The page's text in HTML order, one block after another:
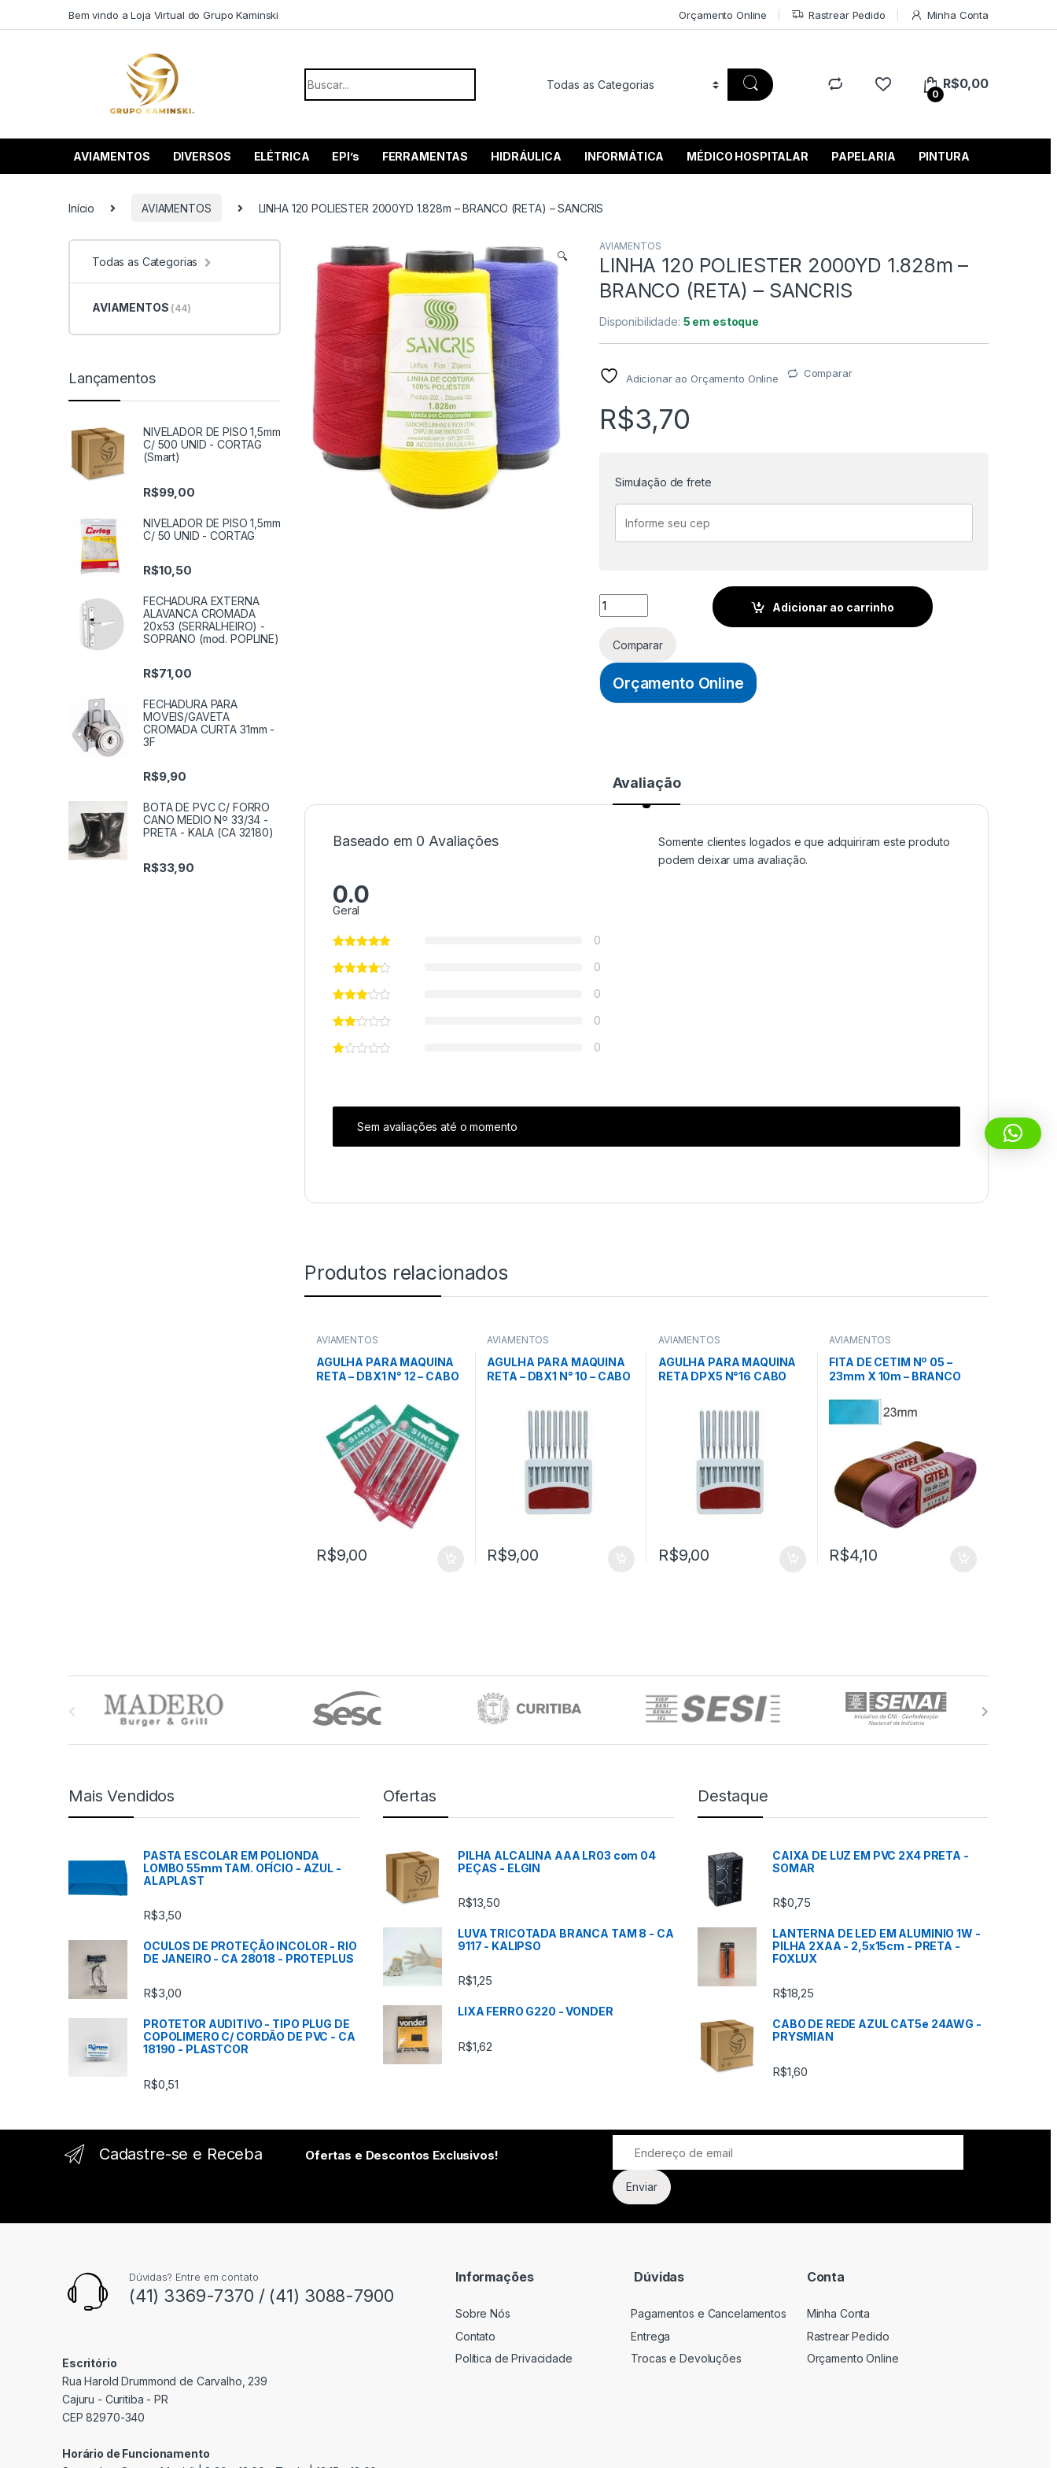
Bem vindo a Loja Virtual do Grupo Kaminski Orçamento Online Rastrear Pedido Minha Conta
Procurar por:
0
R$0,00
AVIAMENTOS DIVERSOS ELÉTRICA EPI’s FERRAMENTAS HIDRÁULICA INFORMÁTICA MÉDICO HOSPITALAR PAPELARIA PINTURA
Início AVIAMENTOS LINHA 120 POLIESTER 2000YD 1.828m – BRANCO (RETA) – SANCRIS
🔍
AVIAMENTOS
LINHA 120 POLIESTER 2000YD 1.828m –
BRANCO (RETA) – SANCRIS
Disponibilidade: 5 em estoque
Adicionar ao Orçamento Online Comparar
R$3,70
Simulação de frete
LINHA 120 POLIESTER 2000YD 1.828m - BRANCO (RETA) - SANCRIS quantidade
Adicionar ao carrinho
Comparar
Orçamento Online
Avaliação
Baseado em 0 Avaliações
0.0
Geral
0
0
0
0
0
Somente clientes logados e que adquiriram este produto
podem deixar uma avaliação.
Sem avaliações até o momento
Produtos relacionados
AVIAMENTOS
AGULHA PARA MAQUINA
RETA – DBX1 N° 12 – CABO
R$9,00
AVIAMENTOS
AGULHA PARA MAQUINA
RETA – DBX1 N° 10 – CABO
R$9,00
AVIAMENTOS
AGULHA PARA MAQUINA
RETA DPX5 N°16 CABO
R$9,00
AVIAMENTOS
FITA DE CETIM Nº 05 –
23mm X 10m – BRANCO
R$4,10
Todas as Categorias
AVIAMENTOS (44)
Lançamentos
NIVELADOR DE PISO 1,5mm
C/ 500 UNID - CORTAG
(Smart)
R$99,00
NIVELADOR DE PISO 1,5mm
C/ 50 UNID - CORTAG
R$10,50
FECHADURA EXTERNA
ALAVANCA CROMADA
20x53 (SERRALHEIRO) -
SOPRANO (mod. POPLINE)
R$71,00
FECHADURA PARA
MOVEIS/GAVETA
CROMADA CURTA 31mm -
3F
R$9,90
BOTA DE PVC C/ FORRO
CANO MEDIO Nº 33/34 -
PRETA - KALA (CA 32180)
R$33,90
l
Mais Vendidos
PASTA ESCOLAR EM POLIONDA
LOMBO 55mm TAM. OFÍCIO - AZUL -
ALAPLAST
R$3,50
OCULOS DE PROTEÇÃO INCOLOR - RIO
DE JANEIRO - CA 28018 - PROTEPLUS
R$3,00
PROTETOR AUDITIVO - TIPO PLUG DE
COPOLIMERO C/ CORDÃO DE PVC - CA
18190 - PLASTCOR
R$0,51
Ofertas
PILHA ALCALINA AAA LR03 com 04
PEÇAS - ELGIN
R$13,50
LUVA TRICOTADA BRANCA TAM 8 - CA
9117 - KALIPSO
R$1,25
LIXA FERRO G220 - VONDER
R$1,62
Destaque
CAIXA DE LUZ EM PVC 2X4 PRETA -
SOMAR
R$0,75
LANTERNA DE LED EM ALUMINIO 1W -
PILHA 2XAA - 2,5x15cm - PRETA -
FOXLUX
R$18,25
CABO DE REDE AZUL CAT5e 24AWG -
PRYSMIAN
R$1,60
Cadastre-se e Receba Ofertas e Descontos Exclusivos!
Dúvidas? Entre em contato
(41) 3369-7370 / (41) 3088-7900
Escritório
Rua Harold Drummond de Carvalho, 239
Cajuru - Curitiba - PR
CEP 82970-340
Horário de Funcionamento
Informações
Sobre Nós
Contato
Política de Privacidade
Dúvidas
Pagamentos e Cancelamentos
Entrega
Trocas e Devoluções
Conta
Minha Conta
Rastrear Pedido
Orçamento Online